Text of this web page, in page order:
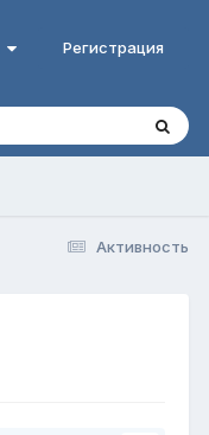
Регистрация
Активность